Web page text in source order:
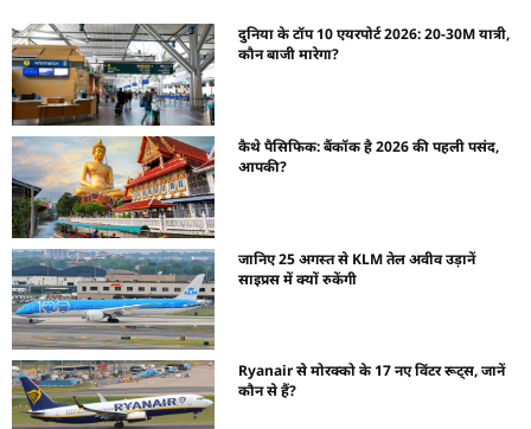
दुनिया के टॉप 10 एयरपोर्ट 2026: 20-30M यात्री,
कौन बाजी मारेगा?
कैथे पैसिफिक: बैंकॉक है 2026 की पहली पसंद,
आपकी?
जानिए 25 अगस्त से KLM तेल अवीव उड़ानें
साइप्रस में क्यों रुकेंगी
Ryanair से मोरक्को के 17 नए विंटर रूट्स, जानें
कौन से हैं?